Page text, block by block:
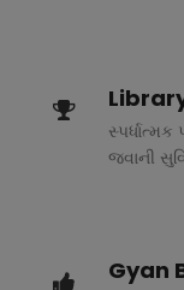
સ્પર્ધાત્મક
જવાની
Gyan